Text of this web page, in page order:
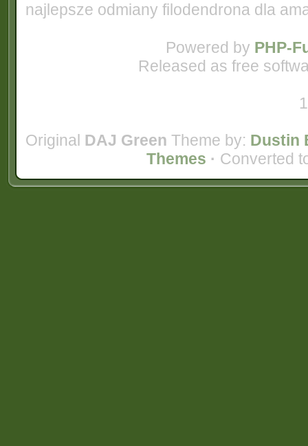
najlepsze odmiany filodendrona dla
Powered by PHP-
Released as free
Original DAJ Green Theme by: Dustin
Themes · Converted